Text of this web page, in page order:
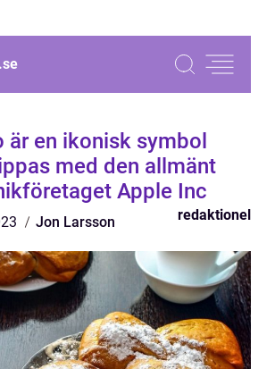
se
är en ikonisk symbol
med den allmänt
Apple Inc
Jon Larsson redaktionel